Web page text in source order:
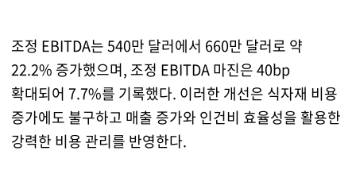
조정 EBITDA는 540만 달러에서 660만 달러로 약
22.2% 증가했으며, 조정 EBITDA 마진은 40bp
확대되어 7.7%를 기록했다. 이러한 개선은 식자재 비용
증가에도 불구하고 매출 증가와 인건비 효율성을 활용한
강력한 비용 관리를 반영한다.